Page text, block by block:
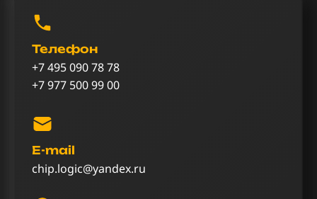
Телефон
+7 495 090 78 78
+7 977 500 99 00
E-mail
chip.logic@yandex.ru